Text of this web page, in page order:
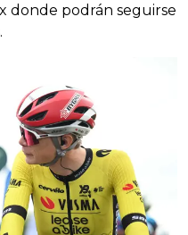
donde podrán seguirse